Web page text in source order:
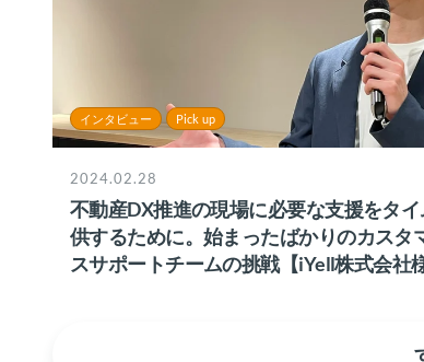
インタビュー Pick up
2024.02.28
不動産DX推進の現場に必要な支援をタ
供するために。始まったばかりのカスタ
スサポートチームの挑戦【iYell株式会社様